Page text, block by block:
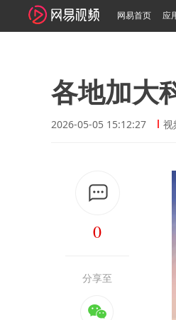
网易首页 应
各地加大
2026-05-05 15:12:27 视
0
分享至